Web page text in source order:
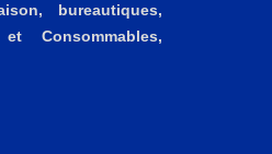
bureautiques,
Consommables,